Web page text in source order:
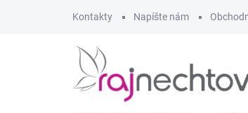
Kontakty Napíšte nám